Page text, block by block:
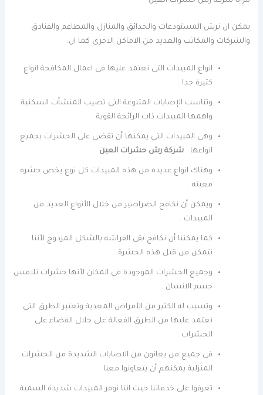
يمكن ان نرش المستودعات والحدائق والمنازل والمطاعم والفنادق
والشركات والمكاتب والعديد من الاماكن الاخرى كما ان:
انواع المبيدات التي نعتمد عليها في اعمال المكافحة انواع
كثيرة جدا .
وتناسب الإصابات المتنوعة التي تصيب المنشآت السكنية
واهمها المبيدات ذات الرائحة القوية .
وهي المبيدات التي يمكنها أن تقضي على الحشرات بجميع
انواعها .شركة رش حشرات العين
وهناك انواع عديده من هذه المبيدات كل نوع يخص حشره
معينه .
ويمكن أن نكافح الصراصير من خلال الأنواع العديد من
المبيدات .
كما يمكننا أن نكافح بقى الفراشه بالشكل المزدوج لأننا
نتمكن من قتل هذه الحشرة .
وجميع الحشرات الموجودة في المكان لأنها حشرات تلامس
جسم الانسان .
وتسبب له الكثير من الأمراض المعدية وتعتبر الطرق التي
نعتمد عليها من الطرق الفعالة على خلال القضاء على
الحشرات .
في جميع من يعانون من الاصابات الشديدة من الحشرات
المنزلية يمكنهم أن يتعاونوا معنا .
تعرفوا على خدماتنا حيث اننا نوفر المبيدات شديدة السمية